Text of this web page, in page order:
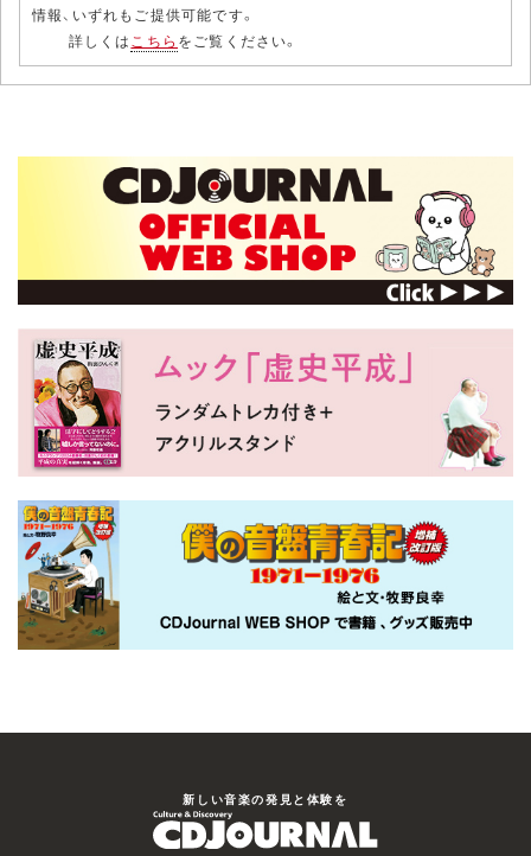
情報、いずれもご提供可能です。
詳しくはこちら をご覧ください。
新しい⾳楽の発⾒と体験を